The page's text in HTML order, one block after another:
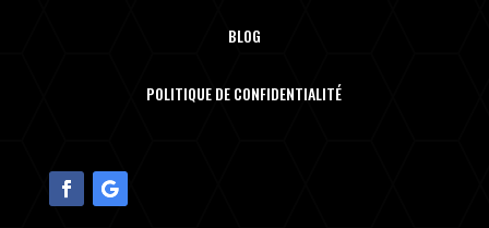
BLOG
POLITIQUE DE CONFIDENTIALITÉ